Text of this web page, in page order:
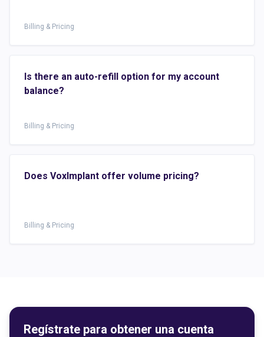
Billing & Pricing
Is there an auto-refill option for my account
balance?
Billing & Pricing
Does VoxImplant offer volume pricing?
Billing & Pricing
Regístrate para obtener una cuenta